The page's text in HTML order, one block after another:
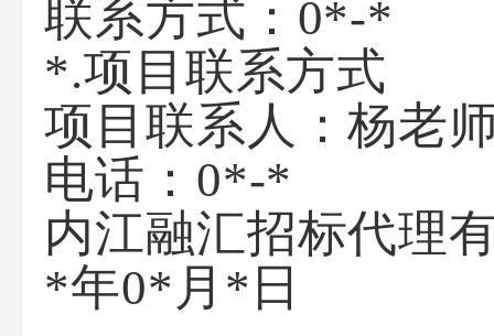
联系方式： 0*-*
*.项目联系方式
项目联系人：杨老
电话： 0*-*
内江融汇招标代理
*年0*月*日